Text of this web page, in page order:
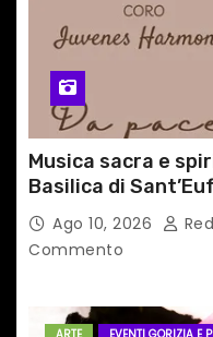
Musica sacra e
Basilica di
pacem, Domine”
Ago 10, 2026
Commento